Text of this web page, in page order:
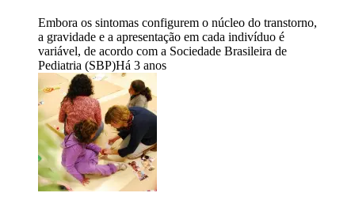
Embora os sintomas configurem o núcleo do transtorno,
a gravidade e a apresentação em cada indivíduo é
variável, de acordo com a Sociedade Brasileira de
Pediatria (SBP)Há 3 anos